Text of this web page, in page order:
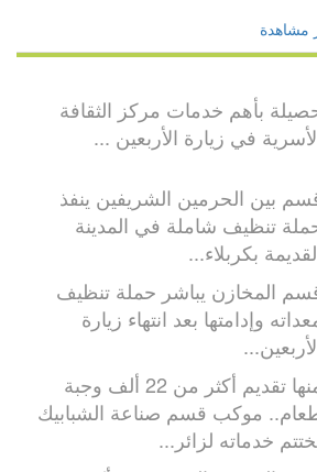
مشاهدة
بأهم خدمات مركز الثقافة
في زيارة الأربعين ...
بين الحرمين الشريفين ينفذ
تنظيف شاملة في المدينة
بكربلاء...
المخازن يباشر حملة تنظيف
وإدامتها بعد انتهاء زيارة
منها تقديم أكثر من 22 ألف وجبة
موكب قسم صناعة الشبابيك
خدماته لزائر...